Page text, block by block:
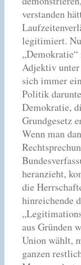
verstanden
legitimiert.
Adjektiv unter
sich immer
Politik
Demokratie,
Grundgesetz
Wenn man
heranzieht,
die
hinreichende
aus Gründen
Union wählt,
ganzen